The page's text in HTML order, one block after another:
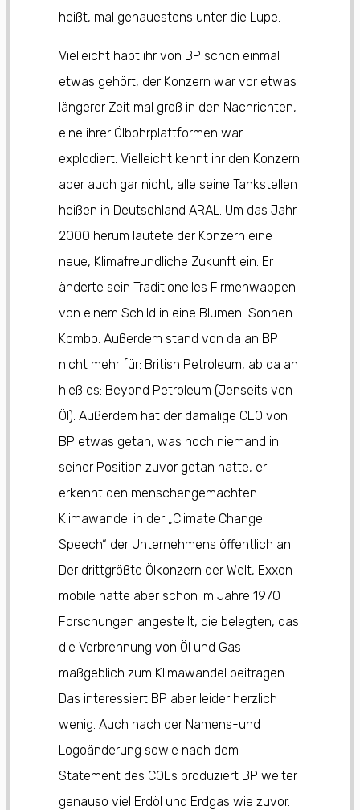
heißt, mal genauestens unter die Lupe.
Vielleicht habt ihr von BP schon einmal
etwas gehört, der Konzern war vor etwas
längerer Zeit mal groß in den Nachrichten,
eine ihrer Ölbohrplattformen war
explodiert. Vielleicht kennt ihr den Konzern
aber auch gar nicht, alle seine Tankstellen
heißen in Deutschland ARAL. Um das Jahr
2000 herum läutete der Konzern eine
neue, Klimafreundliche Zukunft ein. Er
änderte sein Traditionelles Firmenwappen
von einem Schild in eine Blumen-Sonnen
Kombo. Außerdem stand von da an BP
nicht mehr für: British Petroleum, ab da an
hieß es: Beyond Petroleum (Jenseits von
Öl). Außerdem hat der damalige CEO von
BP etwas getan, was noch niemand in
seiner Position zuvor getan hatte, er
erkennt den menschengemachten
Klimawandel in der „Climate Change
Speech“ der Unternehmens öffentlich an.
Der drittgrößte Ölkonzern der Welt, Exxon
mobile hatte aber schon im Jahre 1970
Forschungen angestellt, die belegten, das
die Verbrennung von Öl und Gas
maßgeblich zum Klimawandel beitragen.
Das interessiert BP aber leider herzlich
wenig. Auch nach der Namens-und
Logoänderung sowie nach dem
Statement des COEs produziert BP weiter
genauso viel Erdöl und Erdgas wie zuvor.